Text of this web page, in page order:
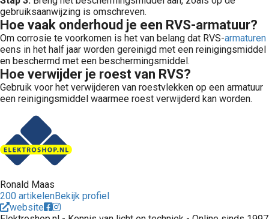
gebruiksaanwijzing is omschreven.
Hoe vaak onderhoud je een RVS-armatuur?
Om corrosie te voorkomen is het van belang dat RVS-armaturen
eens in het half jaar worden gereinigd met een reinigingsmiddel
en beschermd met een beschermingsmiddel.
Hoe verwijder je roest van RVS?
Gebruik voor het verwijderen van roestvlekken op een armatuur
een reinigingsmiddel waarmee roest verwijderd kan worden.
Ronald Maas
200 artikelenBekijk profiel
website